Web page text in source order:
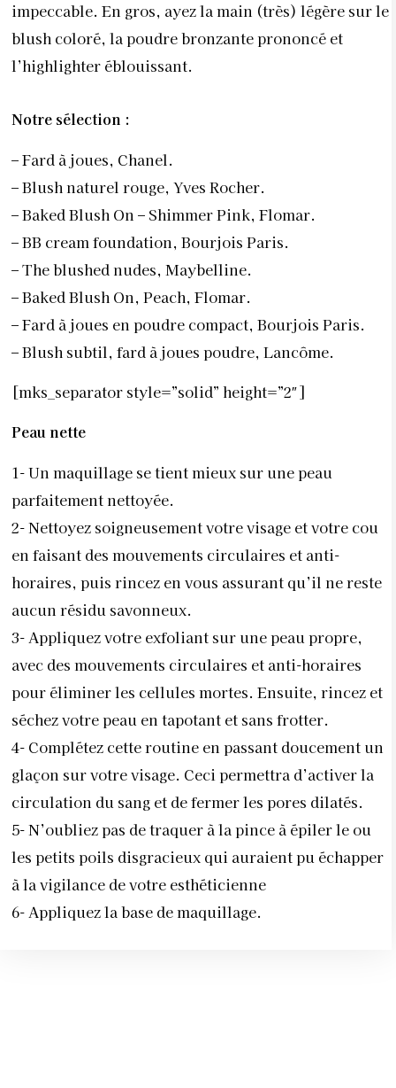
impeccable. En gros, ayez la main (très) légère sur le
blush coloré, la poudre bronzante prononcé et
l’highlighter éblouissant.
Notre sélection :
–Fard à joues, Chanel.
–Blush naturel rouge, Yves Rocher.
–Baked Blush On – Shimmer Pink, Flomar.
–BB cream foundation, Bourjois Paris.
–The blushed nudes, Maybelline.
–Baked Blush On, Peach, Flomar.
–Fard à joues en poudre compact, Bourjois Paris.
–Blush subtil, fard à joues poudre, Lancôme.
[mks_separator style=”solid” height=”2″]
Peau nette
1-Un maquillage se tient mieux sur une peau
parfaitement nettoyée.
2-Nettoyez soigneusement votre visage et votre cou
en faisant des mouvements circulaires et anti-
horaires, puis rincez en vous assurant qu’il ne reste
aucun résidu savonneux.
3- Appliquez votre exfoliant sur une peau propre,
avec des mouvements circulaires et anti-horaires
pour éliminer les cellules mortes. Ensuite, rincez et
séchez votre peau en tapotant et sans frotter.
4- Complétez cette routine en passant doucement un
glaçon sur votre visage. Ceci permettra d’activer la
circulation du sang et de fermer les pores dilatés.
5-N’oubliez pas de traquer à la pince à épiler le ou
les petits poils disgracieux qui auraient pu échapper
à la vigilance de votre esthéticienne
6- Appliquez la base de maquillage.